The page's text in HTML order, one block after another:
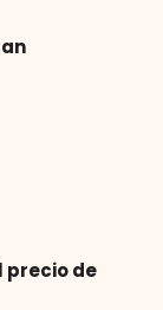
precio de